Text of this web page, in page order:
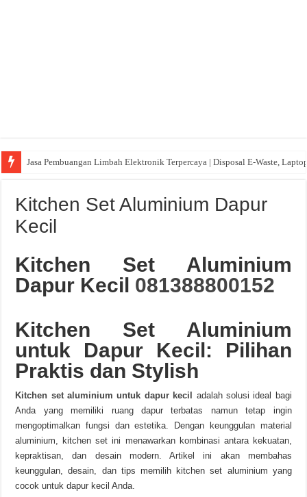
Jasa Pembuangan Limbah Elektronik Terpercaya | Disposal E-Waste,
Kitchen Set Aluminium Dapur
Kecil
Kitchen Set Aluminium
Dapur Kecil 081388800152
Kitchen Set Aluminium
untuk Dapur Kecil: Pilihan
Praktis dan Stylish
Kitchen set aluminium untuk dapur kecil
adalah solusi ideal bagi
Anda yang memiliki ruang dapur terbatas namun tetap ingin
mengoptimalkan fungsi dan estetika. Dengan keunggulan material
aluminium, kitchen set ini menawarkan kombinasi antara kekuatan,
kepraktisan, dan desain modern. Artikel ini akan membahas
keunggulan, desain, dan tips memilih kitchen set aluminium yang
cocok untuk dapur kecil Anda.